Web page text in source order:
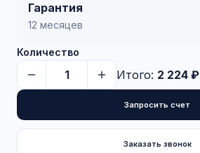
Гарантия
12 месяцев
Количество
Итого: 2 224 ₽
Запросить счет
Заказать звонок